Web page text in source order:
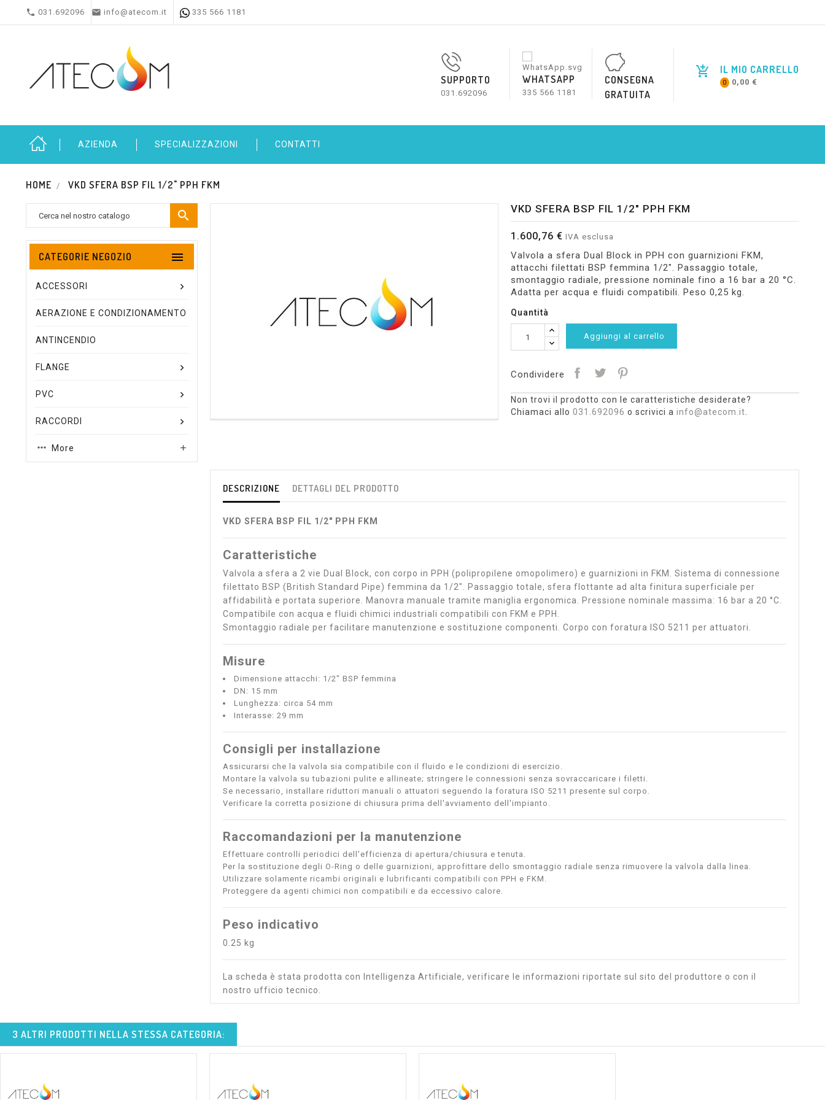
 031.692096  info@atecom.it 335 566 1181
IL MIO CARRELLO
0 0,00 €
SUPPORTO
031.692096
WHATSAPP
335 566 1181
CONSEGNA
GRATUITA
AZIENDA SPECIALIZZAZIONI CONTATTI
HOME VKD SFERA BSP FIL 1/2" PPH FKM

CATEGORIE NEGOZIO 
ACCESSORI
AERAZIONE E CONDIZIONAMENTO
ANTINCENDIO
FLANGE
PVC
RACCORDI
More 
VKD SFERA BSP FIL 1/2" PPH FKM
1.600,76 € IVA esclusa
Valvola a sfera Dual Block in PPH con guarnizioni FKM,
attacchi filettati BSP femmina 1/2". Passaggio totale,
smontaggio radiale, pressione nominale fino a 16 bar a 20 °C.
Adatta per acqua e fluidi compatibili. Peso 0,25 kg.
Quantità
Aggiungi al carrello
Condividere
Non trovi il prodotto con le caratteristiche desiderate?
Chiamaci allo 031.692096 o scrivici a info@atecom.it
DESCRIZIONE DETTAGLI DEL PRODOTTO
VKD SFERA BSP FIL 1/2" PPH FKM
Caratteristiche
Valvola a sfera a 2 vie Dual Block, con corpo in PPH (polipropilene omopolimero) e guarnizioni in FKM. Sistema di connessione
filettato BSP (British Standard Pipe) femmina da 1/2". Passaggio totale, sfera flottante ad alta finitura superficiale per
affidabilità e portata superiore. Manovra manuale tramite maniglia ergonomica. Pressione nominale massima: 16 bar a 20 °C.
Compatibile con acqua e fluidi chimici industriali compatibili con FKM e PPH.
Smontaggio radiale per facilitare manutenzione e sostituzione componenti. Corpo con foratura ISO 5211 per attuatori.
Misure
Dimensione attacchi: 1/2" BSP femmina
DN: 15 mm
Lunghezza: circa 54 mm
Interasse: 29 mm
Consigli per installazione
Assicurarsi che la valvola sia compatibile con il fluido e le condizioni di esercizio.
Montare la valvola su tubazioni pulite e allineate; stringere le connessioni senza sovraccaricare i filetti.
Se necessario, installare riduttori manuali o attuatori seguendo la foratura ISO 5211 presente sul corpo.
Verificare la corretta posizione di chiusura prima dell'avviamento dell'impianto.
Raccomandazioni per la manutenzione
Effettuare controlli periodici dell'efficienza di apertura/chiusura e tenuta.
Per la sostituzione degli O-Ring o delle guarnizioni, approfittare dello smontaggio radiale senza rimuovere la valvola dalla linea.
Utilizzare solamente ricambi originali e lubrificanti compatibili con PPH e FKM.
Proteggere da agenti chimici non compatibili e da eccessivo calore.
Peso indicativo
0.25 kg
La scheda è stata prodotta con Intelligenza Artificiale, verificare le informazioni riportate sul sito del produttore o con il
nostro ufficio tecnico.
3 ALTRI PRODOTTI NELLA STESSA CATEGORIA: